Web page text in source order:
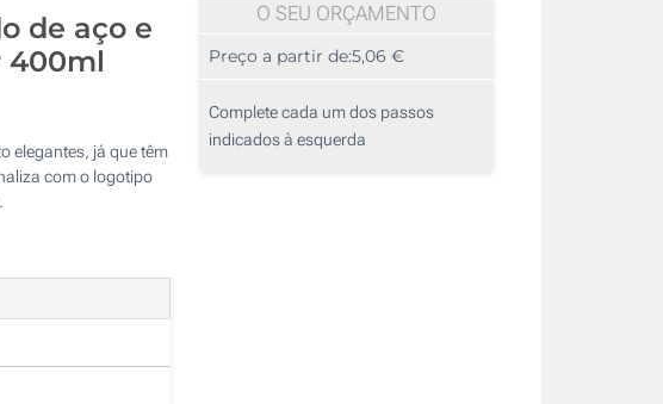
de aço e
400ml
elegantes, já que têm
com o logotipo
O SEU ORÇAMENTO
Preço a partir de:5,06 €
Complete cada um dos passos
indicados à esquerda